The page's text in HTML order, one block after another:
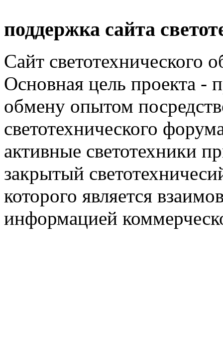
поддержка сайта
Сайт светотехнического
Основная цель проекта -
обмену опытом
светотехнического
активные светотехники
закрытый
которого является
информацией